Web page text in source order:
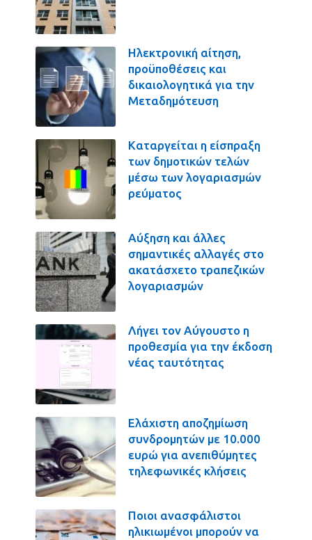
Ηλεκτρονική αίτηση,
προϋποθέσεις και
δικαιολογητικά για την
Μεταδημότευση
Καταργείται η είσπραξη
των δημοτικών τελών
μέσω των λογαριασμών
ρεύματος
Αύξηση και άλλες
σημαντικές αλλαγές στο
ακατάσχετο τραπεζικών
λογαριασμών
Λήγει τον Αύγουστο η
προθεσμία για την έκδοση
νέας ταυτότητας
Ελάχιστη αποζημίωση
συνδρομητών με 10.000
ευρώ για ανεπιθύμητες
τηλεφωνικές κλήσεις
Ποιοι ανασφάλιστοι
ηλικιωμένοι μπορούν να